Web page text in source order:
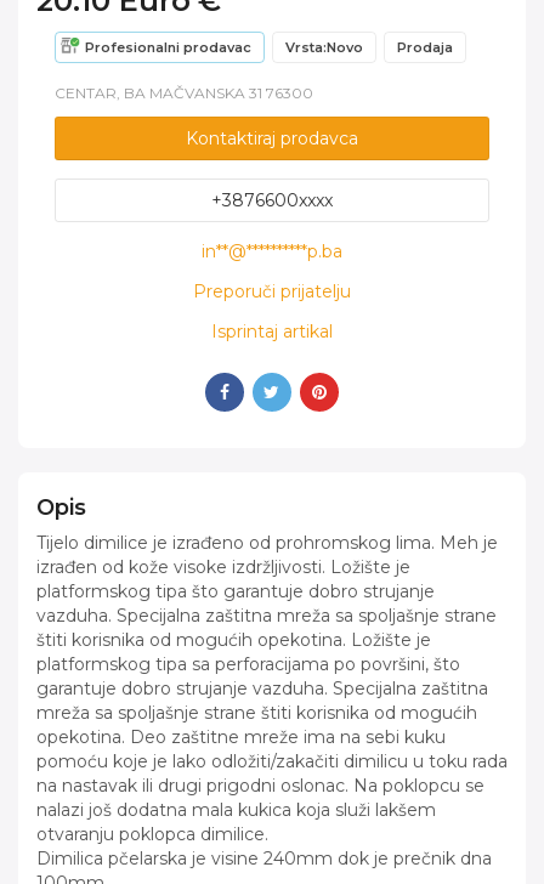
Profesionalni prodavac Vrsta:Novo Prodaja
CENTAR, BA MAČVANSKA 31 76300
Kontaktiraj prodavca
+3876600xxxx
in**@**********p.ba
Preporuči prijatelju
Isprintaj artikal
Opis
Tijelo dimilice je izrađeno od prohromskog lima. Meh je
izrađen od kože visoke izdržljivosti. Ložište je
platformskog tipa što garantuje dobro strujanje
vazduha. Specijalna zaštitna mreža sa spoljašnje strane
štiti korisnika od mogućih opekotina. Ložište je
platformskog tipa sa perforacijama po površini, što
garantuje dobro strujanje vazduha. Specijalna zaštitna
mreža sa spoljašnje strane štiti korisnika od mogućih
opekotina. Deo zaštitne mreže ima na sebi kuku
pomoću koje je lako odložiti/zakačiti dimilicu u toku rada
na nastavak ili drugi prigodni oslonac. Na poklopcu se
nalazi još dodatna mala kukica koja služi lakšem
otvaranju poklopca dimilice.
Dimilica pčelarska je visine 240mm dok je prečnik dna